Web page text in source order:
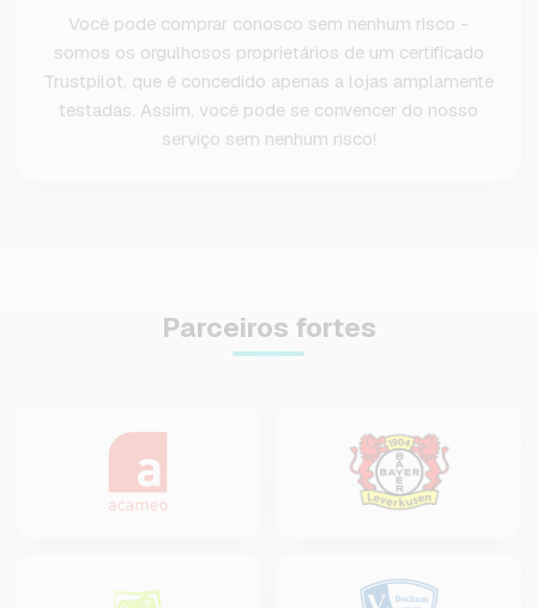
Você pode comprar conosco sem nenhum risco -
somos os orgulhosos proprietários de um certificado
Trustpilot, que é concedido apenas a lojas amplamente
testadas. Assim, você pode se convencer do nosso
serviço sem nenhum risco!
Parceiros fortes